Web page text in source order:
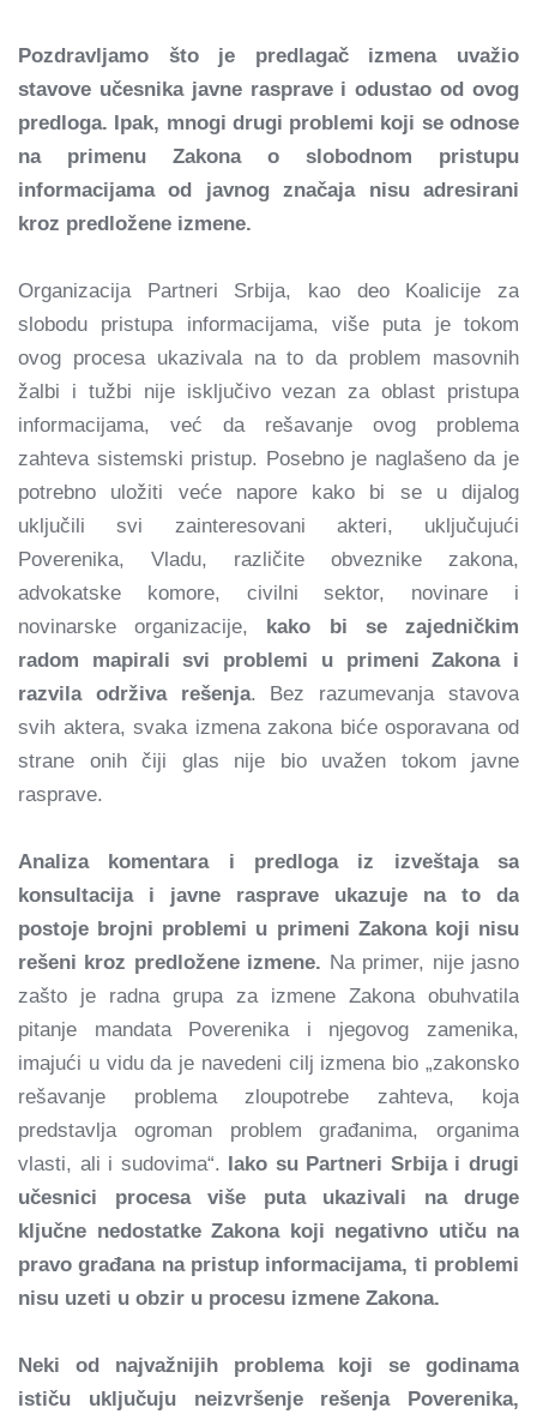
Pozdravljamo što je predlagač izmena uvažio
stavove učesnika javne rasprave i odustao od ovog
predloga. Ipak, mnogi drugi problemi koji se odnose
na primenu Zakona o slobodnom pristupu
informacijama od javnog značaja nisu adresirani
kroz predložene izmene.
Organizacija Partneri Srbija, kao deo Koalicije za
slobodu pristupa informacijama, više puta je tokom
ovog procesa ukazivala na to da problem masovnih
žalbi i tužbi nije isključivo vezan za oblast pristupa
informacijama, već da rešavanje ovog problema
zahteva sistemski pristup. Posebno je naglašeno da je
potrebno uložiti veće napore kako bi se u dijalog
uključili svi zainteresovani akteri, uključujući
Poverenika, Vladu, različite obveznike zakona,
advokatske komore, civilni sektor, novinare i
novinarske organizacije, kako bi se zajedničkim
radom mapirali svi problemi u primeni Zakona i
razvila održiva rešenja. Bez razumevanja stavova
svih aktera, svaka izmena zakona biće osporavana od
strane onih čiji glas nije bio uvažen tokom javne
rasprave.
Analiza komentara i predloga iz izveštaja sa
konsultacija i javne rasprave ukazuje na to da
postoje brojni problemi u primeni Zakona koji nisu
rešeni kroz predložene izmene. Na primer, nije jasno
zašto je radna grupa za izmene Zakona obuhvatila
pitanje mandata Poverenika i njegovog zamenika,
imajući u vidu da je navedeni cilj izmena bio „zakonsko
rešavanje problema zloupotrebe zahteva, koja
predstavlja ogroman problem građanima, organima
vlasti, ali i sudovima“. Iako su Partneri Srbija i drugi
učesnici procesa više puta ukazivali na druge
ključne nedostatke Zakona koji negativno utiču na
pravo građana na pristup informacijama, ti problemi
nisu uzeti u obzir u procesu izmene Zakona.
Neki od najvažnijih problema koji se godinama
ističu uključuju neizvršenje rešenja Poverenika,